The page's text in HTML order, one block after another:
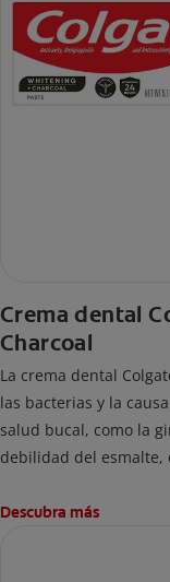
Crema dental
Charcoal
La crema dental
las bacterias y la
salud bucal, como la
debilidad del esmalte,
Descubra más